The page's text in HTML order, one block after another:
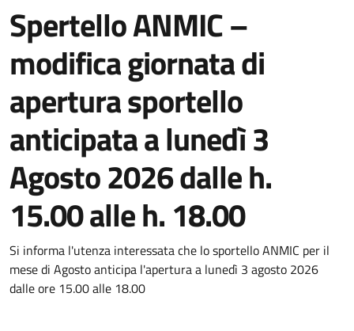
Spertello ANMIC –
modifica giornata di
apertura sportello
anticipata a lunedì 3
Agosto 2026 dalle h.
15.00 alle h. 18.00
Dettagli della notizia
Si informa l'utenza interessata che lo sportello ANMIC per il
mese di Agosto anticipa l'apertura a lunedì 3 agosto 2026
dalle ore 15.00 alle 18.00